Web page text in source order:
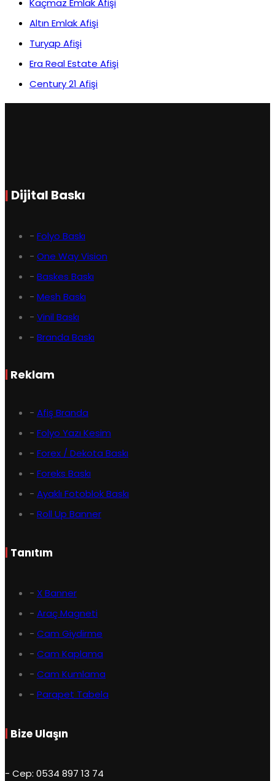
Kaçmaz Emlak Afişi
Altın Emlak Afişi
Turyap Afişi
Era Real Estate Afişi
Century 21 Afişi
| Dijital Baskı
- Folyo Baskı
- One Way Vision
- Baskes Baskı
- Mesh Baskı
- Vinil Baskı
- Branda Baskı
| Reklam
- Afiş Branda
- Folyo Yazı Kesim
- Forex / Dekota Baskı
- Foreks Baskı
- Ayaklı Fotoblok Baskı
- Roll Up Banner
Tanıtım
- X Banner
- Araç Magneti
- Cam Giydirme
- Cam Kaplama
- Cam Kumlama
- Parapet Tabela
Bize Ulaşın
- Cep: 0534 897 13 74